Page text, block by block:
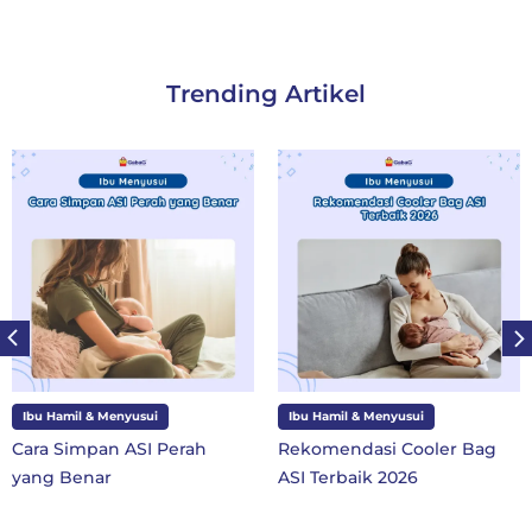
Trending Artikel
Ibu Hamil & Menyusui
Rekomendasi Cooler Bag
ASI Terbaik 2026
Ibu dan Anak
10 Perlengkapan Sekolah
SD Kelas 1 di Tahun Ajaran